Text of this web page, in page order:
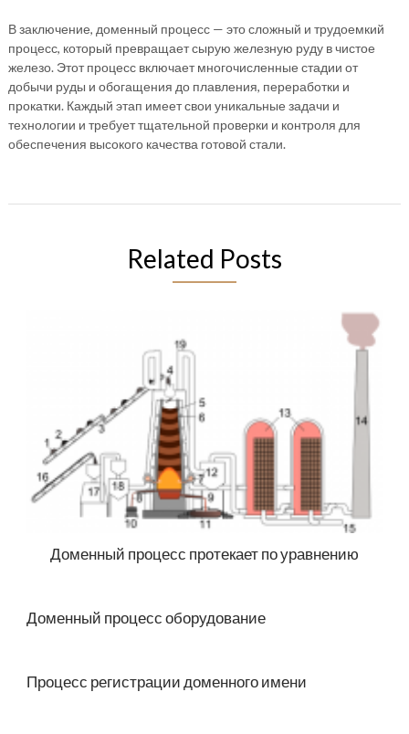
В заключение, доменный процесс — это сложный и трудоемкий
процесс, который превращает сырую железную руду в чистое
железо. Этот процесс включает многочисленные стадии от
добычи руды и обогащения до плавления, переработки и
прокатки. Каждый этап имеет свои уникальные задачи и
технологии и требует тщательной проверки и контроля для
обеспечения высокого качества готовой стали.
Related Posts
Доменный процесс протекает по уравнению
Доменный процесс оборудование
Процесс регистрации доменного имени